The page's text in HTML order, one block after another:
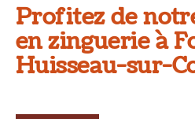
Profitez de
en zinguerie à
Huisseau-sur-